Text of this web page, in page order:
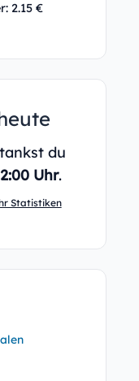
2.15 €
du
Uhr.
Statistiken